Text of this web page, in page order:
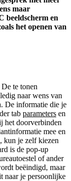
maar
beeldscherm en
het openen van
te tonen
naar wens van
De informatie die je
tab parameters en
het doorverbinden
mee en
kun je zelf kiezen
is de pop-up
of ander
beëindigd, maar
naar je persoonlijke